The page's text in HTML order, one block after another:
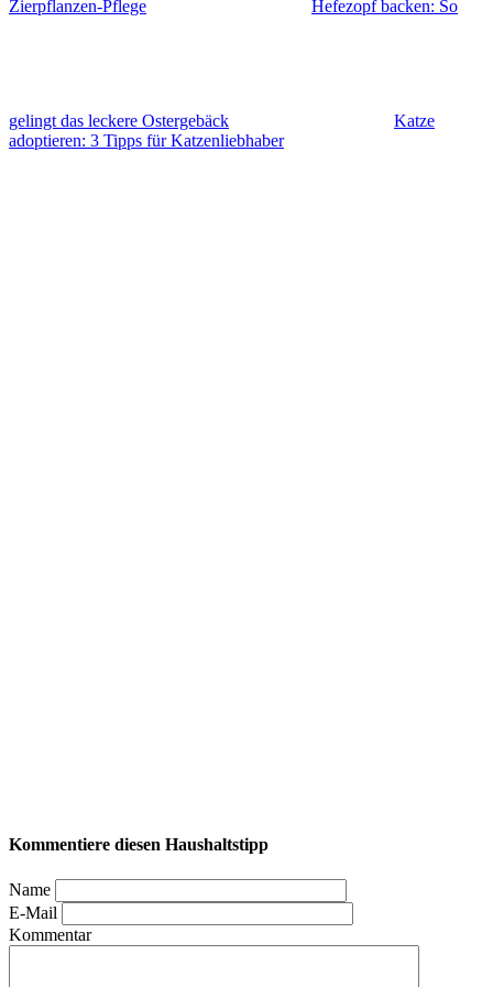
Zierpflanzen-Pflege Hefezopf backen: So
gelingt das leckere Ostergebäck
Katze
adoptieren: 3 Tipps für Katzenliebhaber
Kommentiere diesen Haushaltstipp
Name
E-Mail
Kommentar